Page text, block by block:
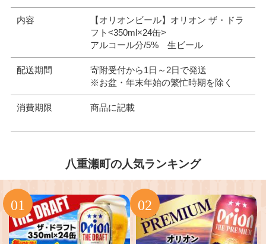
内容
【オリオンビール】オリオン ザ・ドラ
フト<350ml×24缶>
アルコール分/5% 生ビール
配送期間
寄附受付から1日～2日で発送
※お盆・年末年始の繁忙時期を除く
消費期限 商品に記載
八重瀬町の人気ランキング